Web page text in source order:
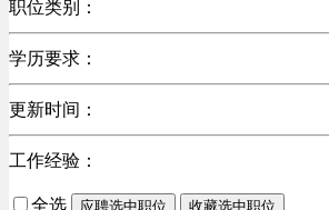
上海
浙江
广东
江苏
黑龙江
北京
职位类别：
学历要求：
更新时间：
工作经验：
全选 应聘选中职位 收藏选中职位